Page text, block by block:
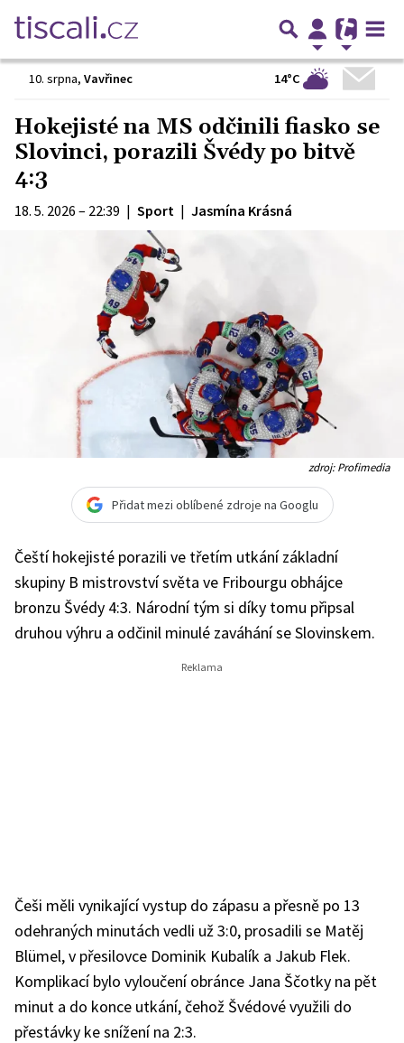
10. srpna, Vavřinec 14°C
Hokejisté na MS odčinili fiasko se
Slovinci, porazili Švédy po bitvě
4:3
18. 5. 2026 – 22:39 | Sport | Jasmína Krásná
zdroj: Profimedia
Přidat mezi oblíbené zdroje na Googlu
Čeští hokejisté porazili ve třetím utkání základní
skupiny B mistrovství světa ve Fribourgu obhájce
bronzu Švédy 4:3. Národní tým si díky tomu připsal
druhou výhru a odčinil minulé zaváhání se Slovinskem.
Češi měli vynikající vystup do zápasu a přesně po 13
odehraných minutách vedli už 3:0, prosadili se Matěj
Blümel, v přesilovce Dominik Kubalík a Jakub Flek.
Komplikací bylo vyloučení obránce Jana Ščotky na pět
minut a do konce utkání, čehož Švédové využili do
přestávky ke snížení na 2:3.